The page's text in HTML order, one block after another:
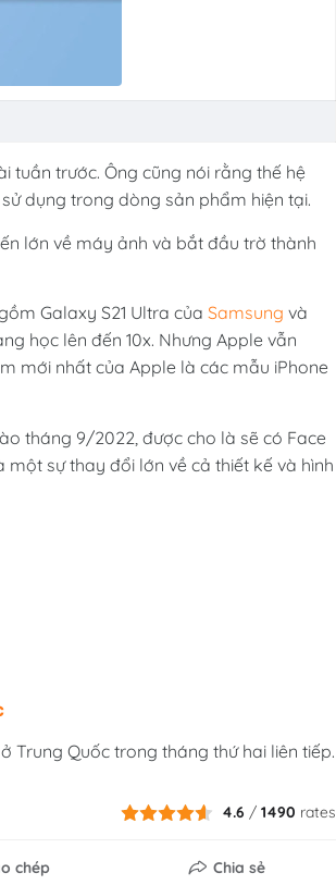
tuần trước. Ông cũng nói rằng thế hệ
dụng trong dòng sản phẩm hiện tại.
lớn về máy ảnh và bắt đầu trờ thành
Galaxy S21 Ultra của Samsung và
học lên đến 10x. Nhưng Apple vẫn
mới nhất của Apple là các mẫu iPhone
tháng 9/2022, được cho là sẽ có Face
một sự thay đổi lớn về cả thiết kế và hình
Trung Quốc trong tháng thứ hai liên tiếp.
4.6 /1490 rates
chép Chia sẻ